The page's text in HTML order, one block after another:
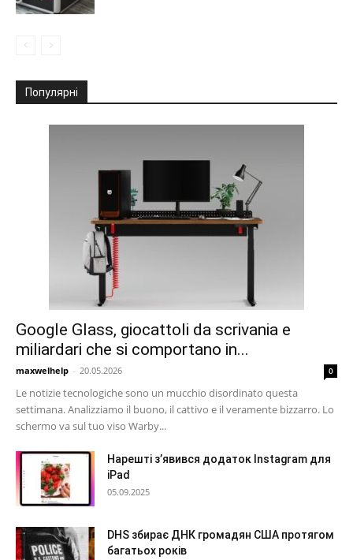
Популярні
Google Glass, giocattoli da scrivania e
miliardari che si comportano in...
maxwelhelp - 20.05.2026 0
Le notizie tecnologiche sono un mucchio disordinato questa
settimana. Analizziamo il buono, il cattivo e il veramente bizzarro. Lo
schermo va sul tuo viso Warby...
Нарешті з’явився додаток Instagram для
iPad
05.09.2025
DHS збирає ДНК громадян США протягом
багатьох років